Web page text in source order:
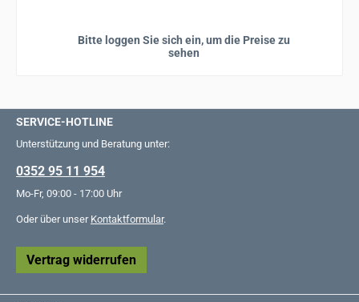
Bitte loggen Sie sich ein, um die Preise zu
sehen
SERVICE-HOTLINE
Unterstützung und Beratung unter:
0352 95 11 954
Mo-Fr, 09:00 - 17:00 Uhr
Oder über unser Kontaktformular.
Vertrag widerrufen